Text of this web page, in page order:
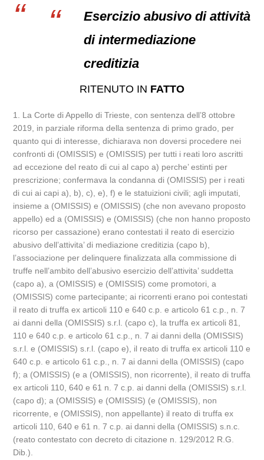
Esercizio abusivo di attività
di intermediazione
creditizia
RITENUTO IN FATTO
1. La Corte di Appello di Trieste, con sentenza dell’8 ottobre
2019, in parziale riforma della sentenza di primo grado, per
quanto qui di interesse, dichiarava non doversi procedere nei
confronti di (OMISSIS) e (OMISSIS) per tutti i reati loro ascritti
ad eccezione del reato di cui al capo a) perche’ estinti per
prescrizione; confermava la condanna di (OMISSIS) per i reati
di cui ai capi a), b), c), e), f) e le statuizioni civili; agli imputati,
insieme a (OMISSIS) e (OMISSIS) (che non avevano proposto
appello) ed a (OMISSIS) e (OMISSIS) (che non hanno proposto
ricorso per cassazione) erano contestati il reato di esercizio
abusivo dell’attivita’ di mediazione creditizia (capo b),
l’associazione per delinquere finalizzata alla commissione di
truffe nell’ambito dell’abusivo esercizio dell’attivita’ suddetta
(capo a), a (OMISSIS) e (OMISSIS) come promotori, a
(OMISSIS) come partecipante; ai ricorrenti erano poi contestati
il reato di truffa ex articoli 110 e 640 c.p. e articolo 61 c.p., n. 7
ai danni della (OMISSIS) s.r.l. (capo c), la truffa ex articoli 81,
110 e 640 c.p. e articolo 61 c.p., n. 7 ai danni della (OMISSIS)
s.r.l. e (OMISSIS) s.r.l. (capo e), il reato di truffa ex articoli 110 e
640 c.p. e articolo 61 c.p., n. 7 ai danni della (OMISSIS) (capo
f); a (OMISSIS) (e a (OMISSIS), non ricorrente), il reato di truffa
ex articoli 110, 640 e 61 n. 7 c.p. ai danni della (OMISSIS) s.r.l.
(capo d); a (OMISSIS) e (OMISSIS) (e (OMISSIS), non
ricorrente, e (OMISSIS), non appellante) il reato di truffa ex
articoli 110, 640 e 61 n. 7 c.p. ai danni della (OMISSIS) s.n.c.
(reato contestato con decreto di citazione n. 129/2012 R.G.
Dib.).